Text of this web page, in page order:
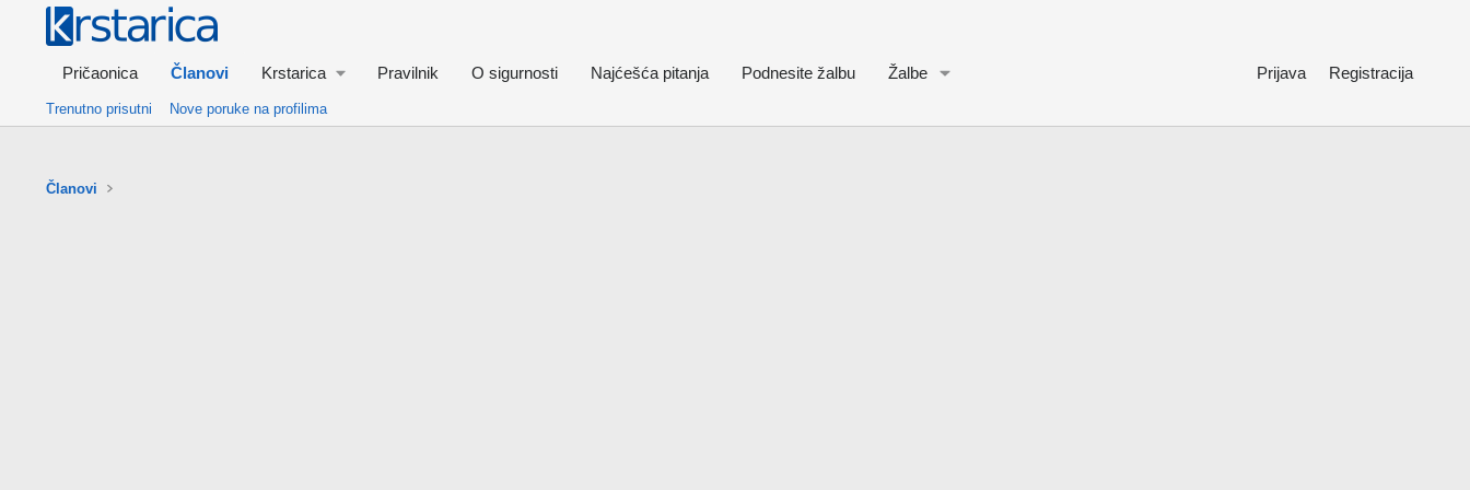
Pričaonica Članovi Krstarica Pravilnik O sigurnosti Najćešća pitanja Podnesite žalbu Žalbe Prijava Registracija
Trenutno prisutni Nove poruke na profilima
Članovi